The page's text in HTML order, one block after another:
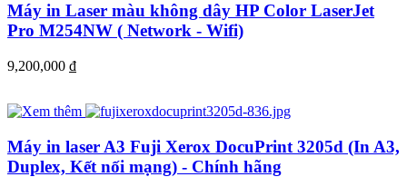
Máy in Laser màu không dây HP Color LaserJet
Pro M254NW ( Network - Wifi)
9,200,000 đ
Máy in laser A3 Fuji Xerox DocuPrint 3205d (In A3,
Duplex, Kết nối mạng) - Chính hãng